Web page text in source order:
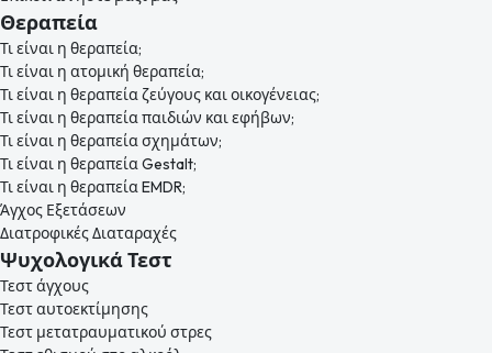
Θεραπεία
Τι είναι η θεραπεία;
Τι είναι η ατομική θεραπεία;
Τι είναι η θεραπεία ζεύγους και οικογένειας;
Τι είναι η θεραπεία παιδιών και εφήβων;
Τι είναι η θεραπεία σχημάτων;
Τι είναι η θεραπεία Gestalt;
Τι είναι η θεραπεία EMDR;
Άγχος Εξετάσεων
Διατροφικές Διαταραχές
Ψυχολογικά Τεστ
Τεστ άγχους
Τεστ αυτοεκτίμησης
Τεστ μετατραυματικού στρες